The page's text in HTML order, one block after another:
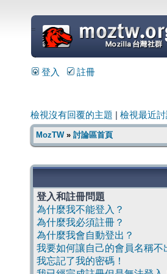
=
登入 註冊
檢視沒有回覆的主題 檢視最近
MozTW» 討論區首頁
登入和註冊問題
為什麼我不能登入？
為什麼我必須註冊？
為什麼我會自動登出？
我要如何讓自己的會員名稱不
我忘記了我的密碼！